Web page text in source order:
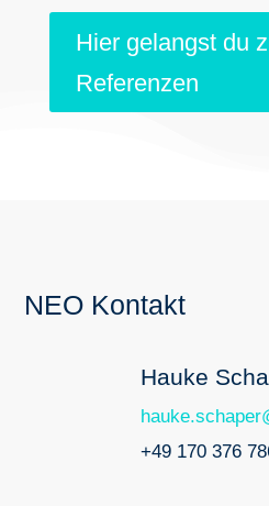
Hier gelangst du
Referenzen
NEO Kontakt
Hauke
+49170 376